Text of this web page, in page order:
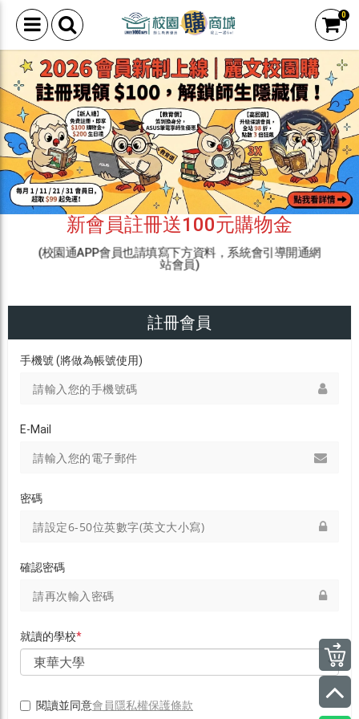
0
新會員註冊送100元購物金
(校園通APP會員也請填寫下方資料，系統會引導開通網
站會員)
註冊會員
手機號 (將做為帳號使用)
E-Mail
密碼
確認密碼
就讀的學校*
閱讀並同意會員隱私權保護條款